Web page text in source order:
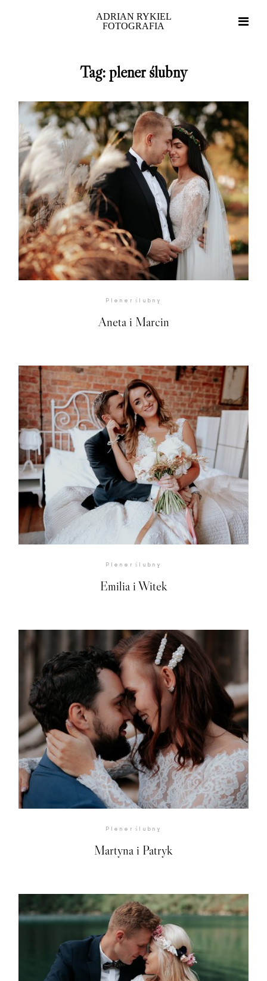
ADRIAN RYKIEL
FOTOGRAFIA
Tag: plener ślubny
Plener ślubny
Aneta i Marcin
Plener ślubny
Emilia i Witek
Plener ślubny
Martyna i Patryk
Home
Portfolio
O mnie
Blog
Strefa klienta
©2026 adrian rykiel fotografia